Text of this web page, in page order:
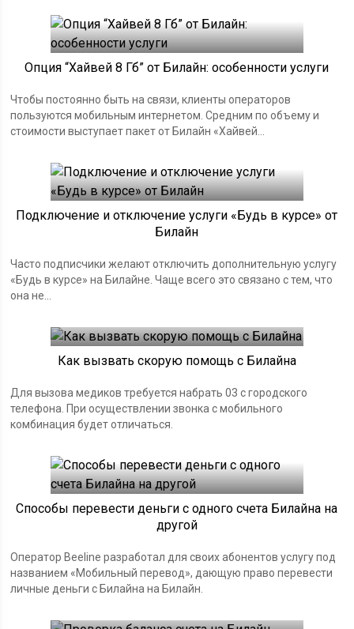
Опция “Хайвей 8 Гб” от Билайн: особенности услуги
Чтобы постоянно быть на связи, клиенты операторов
пользуются мобильным интернетом. Средним по объему и
стоимости выступает пакет от Билайн «Хайвей...
Подключение и отключение услуги «Будь в курсе» от
Билайн
Часто подписчики желают отключить дополнительную услугу
«Будь в курсе» на Билайне. Чаще всего это связано с тем, что
она не...
Как вызвать скорую помощь с Билайна
Для вызова медиков требуется набрать 03 с городского
телефона. При осуществлении звонка с мобильного
комбинация будет отличаться.
Способы перевести деньги с одного счета Билайна на
другой
Оператор Beeline разработал для своих абонентов услугу под
названием «Мобильный перевод», дающую право перевести
личные деньги с Билайна на Билайн.